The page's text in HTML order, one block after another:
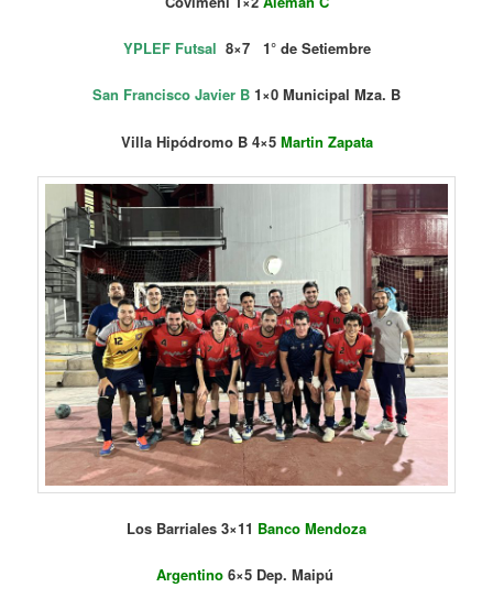
YPLEF Futsal 8×7 1° de Setiembre
San Francisco Javier B 1×0 Municipal Mza. B
Villa Hipódromo B 4×5 Martin Zapata
Los Barriales 3×11 Banco Mendoza
Argentino6×5 Dep. Maipú